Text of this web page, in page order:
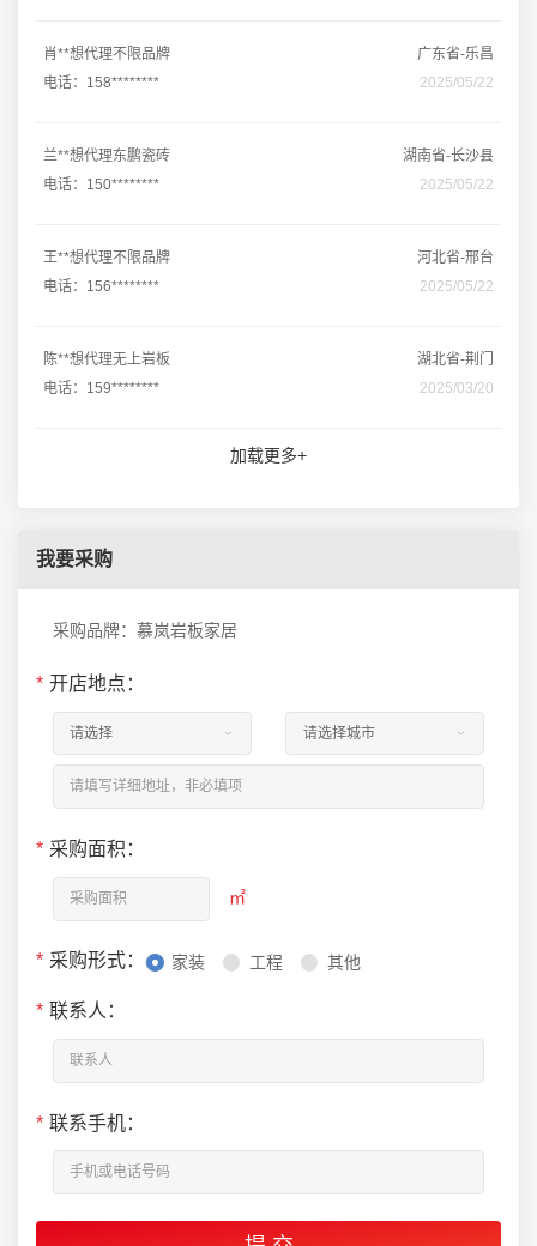
肖**想代理不限品牌
广东省-乐昌
电话：158********
2025/05/22
兰**想代理东鹏瓷砖
湖南省-长沙县
电话：150********
2025/05/22
王**想代理不限品牌
河北省-邢台
电话：156********
2025/05/22
陈**想代理无上岩板
湖北省-荆门
电话：159********
2025/03/20
加载更多+
我要采购
采购品牌：慕岚岩板家居
* 开店地点：
* 采购面积：
㎡
* 采购形式： 家装 工程 其他
* 联系人：
* 联系手机：